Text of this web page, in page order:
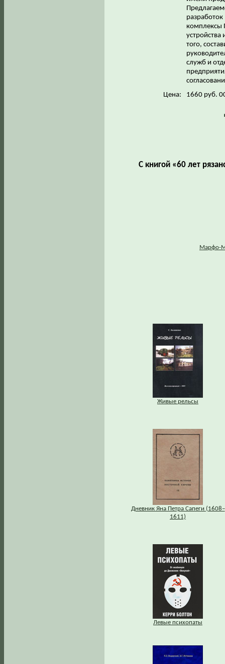
комплексы
устройства
того,
служб и
Цена:
1660 руб.
С книгой «60 лет
Марфо-
Живые рельсы
Дневник Яна Петра Сапеги (1608–
1611)
Левые психопаты